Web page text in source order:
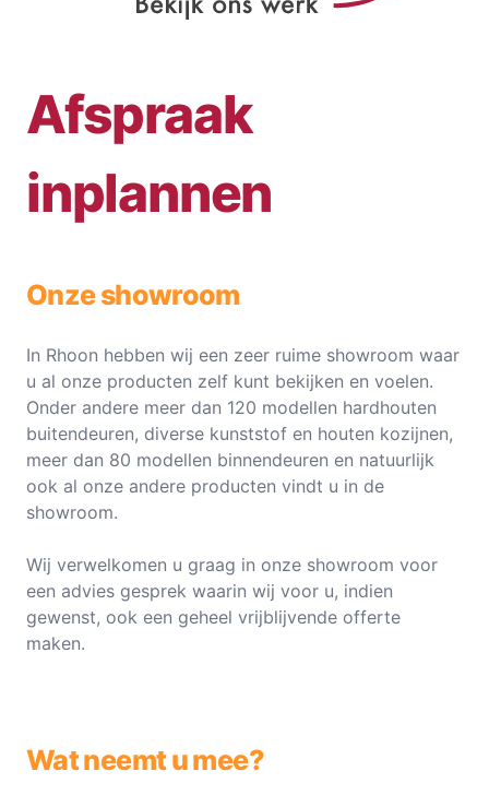
Afspraak
inplannen
Onze showroom
In Rhoon hebben wij een zeer ruime showroom waar
u al onze producten zelf kunt bekijken en voelen.
Onder andere meer dan 120 modellen hardhouten
buitendeuren, diverse kunststof en houten kozijnen,
meer dan 80 modellen binnendeuren en natuurlijk
ook al onze andere producten vindt u in de
showroom.
Wij verwelkomen u graag in onze showroom voor
een advies gesprek waarin wij voor u, indien
gewenst, ook een geheel vrijblijvende offerte
maken.
Wat neemt u mee?